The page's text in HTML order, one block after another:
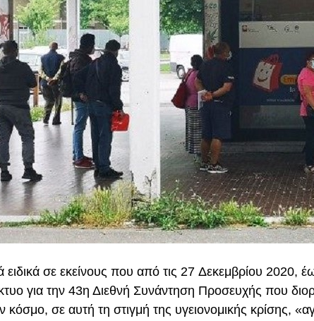
σε εκείνους που από τις 27 Δεκεμβρίου 2020,
για την 43η Διεθνή Συνάντηση Προσευχής που
κόσμο, σε αυτή τη στιγμή της υγειονομικής κρίσης,